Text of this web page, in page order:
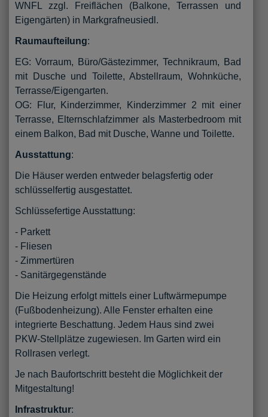
WNFL zzgl. Freiflächen (Balkone, Terrassen und
Eigengärten) in Markgrafneusiedl.
Raumaufteilung:
EG: Vorraum, Büro/Gästezimmer, Technikraum, Bad
mit Dusche und Toilette, Abstellraum, Wohnküche,
Terrasse/Eigengarten.
OG: Flur, Kinderzimmer, Kinderzimmer 2 mit einer
Terrasse, Elternschlafzimmer als Masterbedroom mit
einem Balkon, Bad mit Dusche, Wanne und Toilette.
Ausstattung:
Die Häuser werden entweder belagsfertig oder
schlüsselfertig ausgestattet.
Schlüssefertige Ausstattung:
- Parkett
- Fliesen
- Zimmertüren
- Sanitärgegenstände
Die Heizung erfolgt mittels einer Luftwärmepumpe
(Fußbodenheizung). Alle Fenster erhalten eine
integrierte Beschattung. Jedem Haus sind zwei
PKW-Stellplätze zugewiesen. Im Garten wird ein
Rollrasen verlegt.
Je nach Baufortschritt besteht die Möglichkeit der
Mitgestaltung!
Infrastruktur: